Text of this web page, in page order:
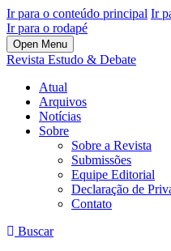
Ir para o conteúdo principal Ir
Ir para o rodapé
Open Menu
Revista Estudo & Debate
Atual
Arquivos
Notícias
Sobre
Sobre a Revista
Submissões
Equipe Editorial
Declaração de
Contato
Buscar